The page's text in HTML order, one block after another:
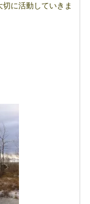
に活動していきま